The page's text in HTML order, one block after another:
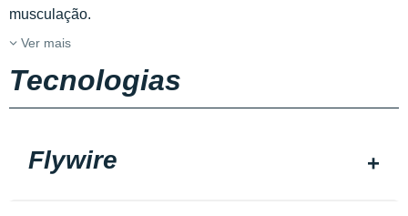
musculação.
Ver mais
Tecnologias
Flywire